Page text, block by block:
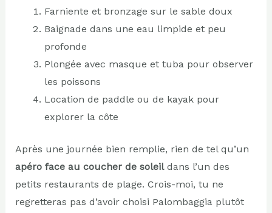
Farniente et bronzage sur le sable doux
Baignade dans une eau limpide et peu
profonde
Plongée avec masque et tuba pour observer
les poissons
Location de paddle ou de kayak pour
explorer la côte
Après une journée bien remplie, rien de tel qu’un
apéro face au coucher de soleildans l’un des
petits restaurants de plage. Crois-moi, tu ne
regretteras pas d’avoir choisi Palombaggia plutôt